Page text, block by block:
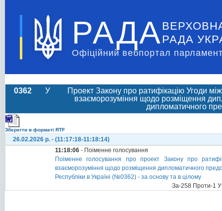
РАДА РАДА
Офіційний вебпортал
0362 У
Проект Закону про ратифікацію Угоди
взаєморозуміння щодо розміщення
дипломатичного
Зберегти в форматі RTF
26.02.2026 р. - (11:17:18-11:18:14)
11:18:06 - Поіменне голосування
Поіменне голосування про проект Закону про
взаєморозуміння щодо розміщення дипломатичного
Республіки в Україні (№0362) - за основу та в цілому
За-258 Проти-1